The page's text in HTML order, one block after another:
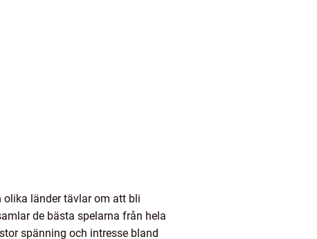
olika länder tävlar om att bli
de bästa spelarna från hela
spänning och intresse bland